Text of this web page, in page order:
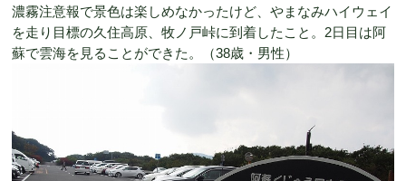
濃霧注意報で景色は楽しめなかったけど、やまなみハイウェイ
を走り目標の久住高原、牧ノ戸峠に到着したこと。2日目は阿
蘇で雲海を見ることができた。（38歳・男性）